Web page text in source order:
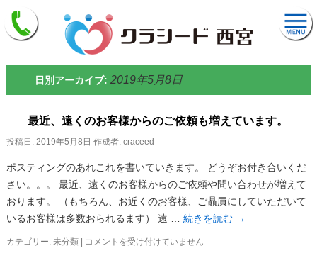
日別アーカイブ: 2019年5月8日
最近、遠くのお客様からのご依頼も増えています。
投稿日: 2019年5月8日 作成者: craceed
ポスティングのあれこれを書いていきます。 どうぞお付き合いくだ
さい。。。 最近、遠くのお客様からのご依頼や問い合わせが増えて
おります。 （もちろん、お近くのお客様、ご贔屓にしていただいて
いるお客様は多数おられるます） 遠 … 続きを読む →
カテゴリー: 未分類
最
コメントを受け付けていません